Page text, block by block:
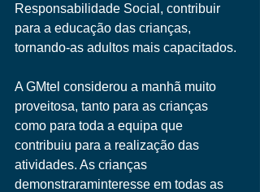
Responsabilidade Social, contribuir
para a educação das crianças,
tornando-as adultos mais capacitados.
A GMtel considerou a manhã muito
proveitosa, tanto para as crianças
como para toda a equipa que
contribuiu para a realização das
atividades. As crianças
demonstraraminteresse em todas as